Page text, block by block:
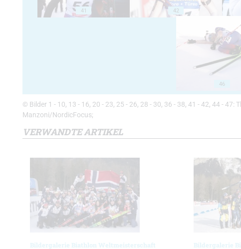
41 42
46
© Bilder 1 - 10, 13 - 16, 20 - 23, 25 - 26, 28 - 30, 36 - 38, 41 - 42, 44 -
Manzoni/NordicFocus;
VERWANDTE ARTIKEL
Bildergalerie Biathlon Weltmeisterschaft
Bildergalerie